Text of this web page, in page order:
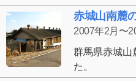
赤城山南麓
2007年2月〜
群馬県赤城山
た。